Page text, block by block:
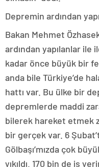
Depremin ardından
Bakan Mehmet
ardından yapılanlar ile
kadar önce büyük bir
anda bile Türkiye’de
hattı var. Bu ülke bir
depremlerde maddi
bilerek hareket etmek
bir gerçek var. 6
Gölbaşı’mızda çok
yıkıldı. 170 bin de iş